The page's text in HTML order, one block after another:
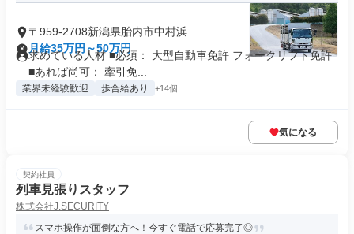
〒959-2708新潟県胎内市中村浜
月給35万円～50万円
求めている人材 ■必須： 大型自動車免許 フォークリフト免許
■あれば尚可： 牽引免...
業界未経験歓迎 歩合給あり +14個
気になる
契約社員
列車見張りスタッフ
株式会社J.SECURITY
スマホ操作が面倒な方へ！今すぐ電話で応募完了◎